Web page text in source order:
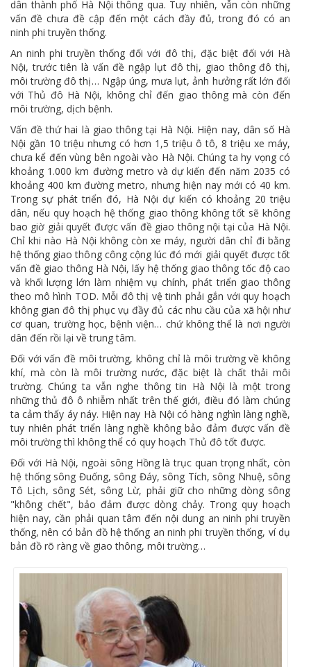
dân thành phố Hà Nội thông qua. Tuy nhiên, vẫn còn những
vấn đề chưa đề cập đến một cách đầy đủ, trong đó có an
ninh phi truyền thống.
An ninh phi truyền thống đối với đô thị, đặc biệt đối với Hà
Nội, trước tiên là vấn đề ngập lụt đô thị, giao thông đô thị,
môi trường đô thị… Ngập úng, mưa lụt, ảnh hưởng rất lớn đối
với Thủ đô Hà Nội, không chỉ đến giao thông mà còn đến
môi trường, dịch bệnh.
Vấn đề thứ hai là giao thông tại Hà Nội. Hiện nay, dân số Hà
Nội gần 10 triệu nhưng có hơn 1,5 triệu ô tô, 8 triệu xe máy,
chưa kể đến vùng bên ngoài vào Hà Nội. Chúng ta hy vọng có
khoảng 1.000 km đường metro và dự kiến đến năm 2035 có
khoảng 400 km đường metro, nhưng hiện nay mới có 40 km.
Trong sự phát triển đó, Hà Nội dự kiến có khoảng 20 triệu
dân, nếu quy hoạch hệ thống giao thông không tốt sẽ không
bao giờ giải quyết được vấn đề giao thông nội tại của Hà Nội.
Chỉ khi nào Hà Nội không còn xe máy, người dân chỉ đi bằng
hệ thống giao thông công cộng lúc đó mới giải quyết được tốt
vấn đề giao thông Hà Nội, lấy hệ thống giao thông tốc độ cao
và khối lượng lớn làm nhiệm vụ chính, phát triển giao thông
theo mô hình TOD. Mỗi đô thị vệ tinh phải gắn với quy hoạch
không gian đô thị phục vụ đầy đủ các nhu cầu của xã hội như
cơ quan, trường học, bệnh viện… chứ không thể là nơi người
dân đến rồi lại về trung tâm.
Đối với vấn đề môi trường, không chỉ là môi trường về không
khí, mà còn là môi trường nước, đặc biệt là chất thải môi
trường. Chúng ta vẫn nghe thông tin Hà Nội là một trong
những thủ đô ô nhiễm nhất trên thế giới, điều đó làm chúng
ta cảm thấy áy náy. Hiện nay Hà Nội có hàng nghìn làng nghề,
tuy nhiên phát triển làng nghề không bảo đảm được vấn đề
môi trường thì không thể có quy hoạch Thủ đô tốt được.
Đối với Hà Nội, ngoài sông Hồng là trục quan trọng nhất, còn
hệ thống sông Đuống, sông Đáy, sông Tích, sông Nhuệ, sông
Tô Lịch, sông Sét, sông Lừ, phải giữ cho những dòng sông
"không chết", bảo đảm được dòng chảy. Trong quy hoạch
hiện nay, cần phải quan tâm đến nội dung an ninh phi truyền
thống, nên có bản đồ hệ thống an ninh phi truyền thống, ví dụ
bản đồ rõ ràng về giao thông, môi trường…